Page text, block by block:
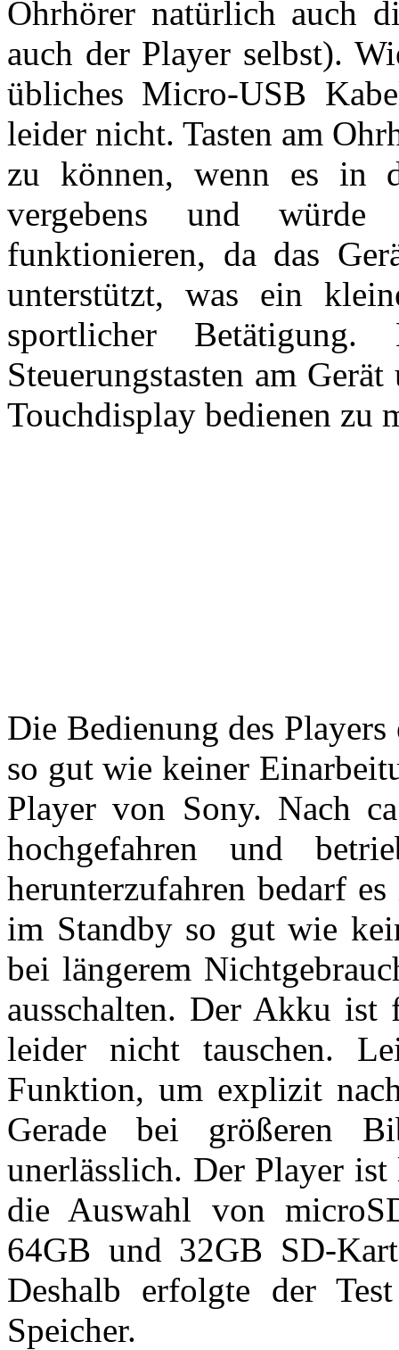
Ohrhörer natürlich auch
auch der Player selbst).
übliches Micro-USB
leider nicht. Tasten am
zu können, wenn es in
vergebens und
funktionieren, da das
unterstützt, was ein
sportlicher
Steuerungstasten am
Touchdisplay bedienen zu
Die Bedienung des
so gut wie keiner
Player von Sony. Nach
hochgefahren und
herunterzufahren bedarf
im Standby so gut wie
bei längerem
ausschalten. Der Akku ist
leider nicht tauschen.
Funktion, um explizit
Gerade bei größeren
unerlässlich. Der Player
die Auswahl von
64GB und 32GB SD-
Deshalb erfolgte der
Speicher.